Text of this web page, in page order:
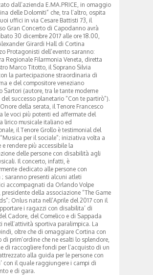
dall’azienda E.MA.PRICE, in omaggio
delle Dolomiti” che, tra l’altro, ospita
uffici in via Cesare Battisti 73, il
Gran Concerto di Capodanno avrà
30 dicembre 2017 alle ore 18.00,
Girardi Hall di Cortina
Protagonisti dell’evento saranno:
Regionale Filarmonia Veneta, diretta
Marco Titotto, il Soprano Silvia
la partecipazione straordinaria di
e del compositore veneziano
Sartori (autore, tra le tante moderne
del successo planetario “Con te partirò”).
della serata, il Tenore Francesco
le voci più potenti ed affermate del
lirico musicale italiano ed
il Tenore Grollo è testimonial del
per il sociale”; iniziativa volta a
e rendere più accessibile la
delle persone con disabilità agli
Il concerto, infatti, è
dedicato alle persone con
saranno presenti alcuni atleti
accompagnati da Orlando Volpe
della associazione “The Game
Onlus nata nell’Aprile del 2017 con il
i ragazzi con disabilita’ di
Cadore, del Comelico e di Sappada
nell’attività sportiva paralimpica. La
oltre che di omaggiare Cortina con
di prim’ordine che ne esalti lo splendore,
di raccogliere fondi per l’acquisto di un
alla guida per le persone con
con il quale raggiungere i campi di
e di gara.